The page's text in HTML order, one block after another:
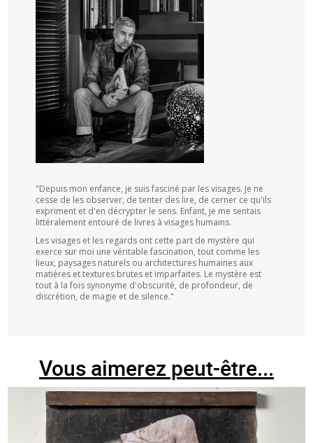
"Depuis mon enfance, je suis fasciné par les visages. Je ne
cesse de les observer, de tenter des lire, de cerner ce qu'ils
expriment et d'en décrypter le sens. Enfant, je me sentais
littéralement entouré de livres à visages humains.
Les visages et les regards ont cette part de mystère qui
exerce sur moi une véritable fascination, tout comme les
lieux, paysages naturels ou architectures humaines aux
matières et textures brutes et imparfaites. Le mystère est
tout à la fois synonyme d'obscurité, de profondeur, de
discrétion, de magie et de silence."
Vous aimerez peut-être...